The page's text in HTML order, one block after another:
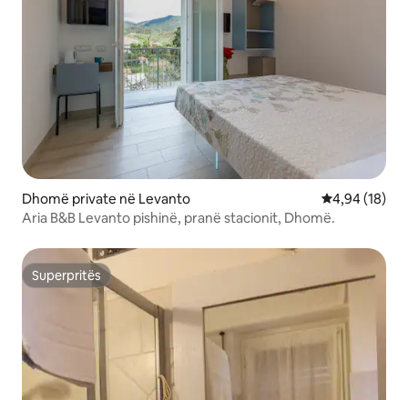
Dhomë private në Levanto Vlerësimi
4,94 (18)
Aria B&B Levanto pishinë, pranë stacionit, Dhomë.
Superpritës
Superpritës